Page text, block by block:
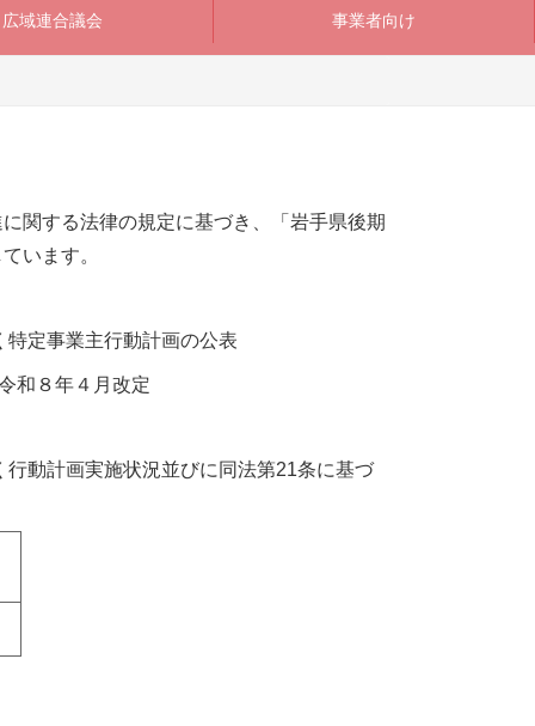
広域連合議会 事業者向け
関する法律の規定に基づき、「岩手県後期
います。
定事業主行動計画の公表
８年４月改定
動計画実施状況並びに同法第21条に基づ